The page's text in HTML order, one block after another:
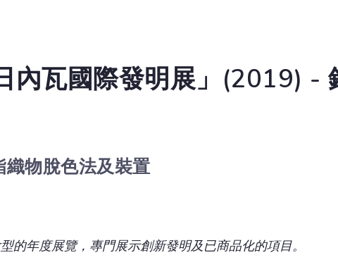
內瓦國際發明展」(2019) -
物脫色法及裝置
的年度展覽，專門展示創新發明及已商品化的項目。